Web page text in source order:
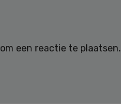
om een reactie te plaatsen.